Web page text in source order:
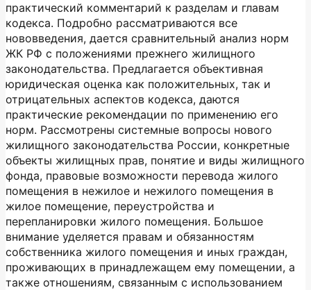
практический комментарий к разделам и главам
кодекса. Подробно рассматриваются все
нововведения, дается сравнительный анализ норм
ЖК РФ с положениями прежнего жилищного
законодательства. Предлагается объективная
юридическая оценка как положительных, так и
отрицательных аспектов кодекса, даются
практические рекомендации по применению его
норм. Рассмотрены системные вопросы нового
жилищного законодательства России, конкретные
объекты жилищных прав, понятие и виды жилищного
фонда, правовые возможности перевода жилого
помещения в нежилое и нежилого помещения в
жилое помещение, переустройства и
перепланировки жилого помещения. Большое
внимание уделяется правам и обязанностям
собственника жилого помещения и иных граждан,
проживающих в принадлежащем ему помещении, а
также отношениям, связанным с использованием